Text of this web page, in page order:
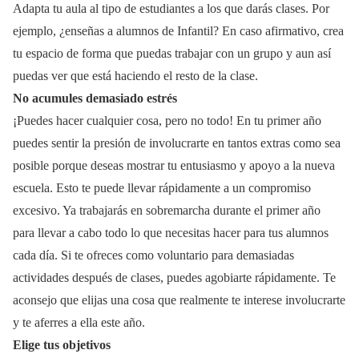
Adapta tu aula al tipo de estudiantes a los que darás clases. Por
ejemplo, ¿enseñas a alumnos de Infantil? En caso afirmativo, crea
tu espacio de forma que puedas trabajar con un grupo y aun así
puedas ver que está haciendo el resto de la clase.
No acumules demasiado estrés
¡Puedes hacer cualquier cosa, pero no todo! En tu primer año
puedes sentir la presión de involucrarte en tantos extras como sea
posible porque deseas mostrar tu entusiasmo y apoyo a la nueva
escuela. Esto te puede llevar rápidamente a un compromiso
excesivo. Ya trabajarás en sobremarcha durante el primer año
para llevar a cabo todo lo que necesitas hacer para tus alumnos
cada día. Si te ofreces como voluntario para demasiadas
actividades después de clases, puedes agobiarte rápidamente. Te
aconsejo que elijas una cosa que realmente te interese involucrarte
y te aferres a ella este año.
Elige tus objetivos